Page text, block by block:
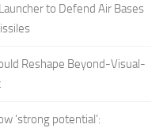
to Defend Air Bases
Reshape Beyond-Visual-
‘strong potential’: